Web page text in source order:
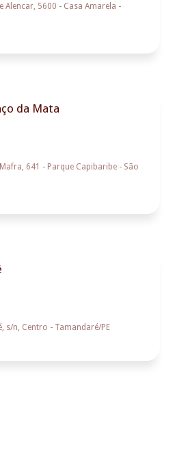
Alencar, 5600 - Casa Amarela -
da Mata
641 - Parque Capibaribe - São
s/n, Centro - Tamandaré/PE